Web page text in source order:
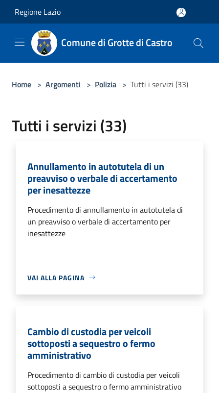
Regione Lazio
Comune di Grotte di Castro
Home > Argomenti > Polizia > Tutti i servizi (33)
Tutti i servizi (33)
Annullamento in autotutela di un
preavviso o verbale di accertamento
per inesattezze
Procedimento di annullamento in autotutela di
un preavviso o verbale di accertamento per
inesattezze
VAI ALLA PAGINA
Cambio di custodia per veicoli
sottoposti a sequestro o fermo
amministrativo
Procedimento di cambio di custodia per veicoli
sottoposti a sequestro o fermo amministrativo